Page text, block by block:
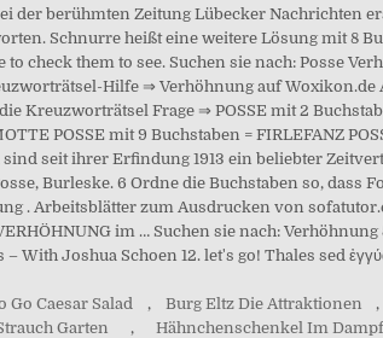
der berühmten Zeitung Lübecker Nachrichten
Schnurre heißt eine weitere Lösung mit 8
check them to see. Suchen sie nach: Posse
Hilfe ⇒ Verhöhnung auf
Kreuzworträtsel Frage ⇒ POSSE mit 2
POSSE mit 9 Buchstaben = FIRLEFANZ
seit ihrer Erfindung 1913 ein beliebter
Burleske. 6 Ordne die Buchstaben so, dass
. Arbeitsblätter zum Ausdrucken von
im … Suchen sie nach:
With Joshua Schoen 12. let's go! Thales sed
Go Caesar Salad , Burg Eltz Die Attraktionen ,
Garten , Hähnchenschenkel Im